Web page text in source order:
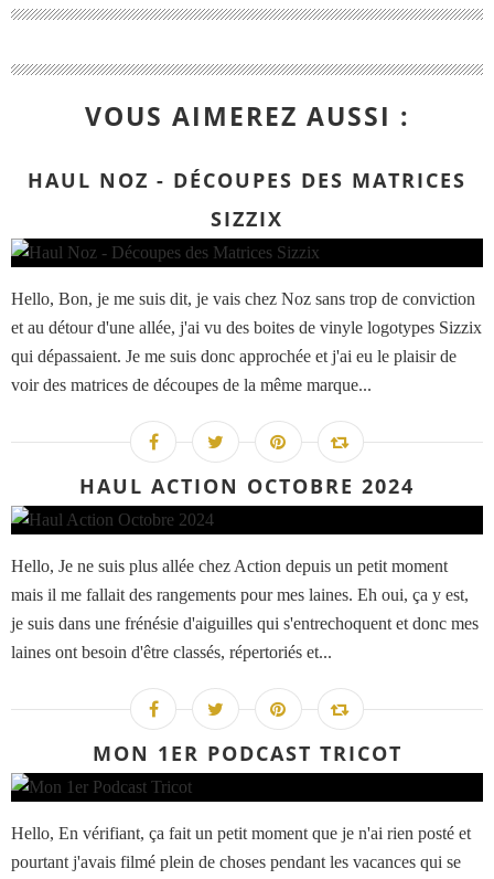
VOUS AIMEREZ AUSSI :
HAUL NOZ - DÉCOUPES DES MATRICES
SIZZIX
Hello, Bon, je me suis dit, je vais chez Noz sans trop de conviction
et au détour d'une allée, j'ai vu des boites de vinyle logotypes Sizzix
qui dépassaient. Je me suis donc approchée et j'ai eu le plaisir de
voir des matrices de découpes de la même marque...
HAUL ACTION OCTOBRE 2024
Hello, Je ne suis plus allée chez Action depuis un petit moment
mais il me fallait des rangements pour mes laines. Eh oui, ça y est,
je suis dans une frénésie d'aiguilles qui s'entrechoquent et donc mes
laines ont besoin d'être classés, répertoriés et...
MON 1ER PODCAST TRICOT
Hello, En vérifiant, ça fait un petit moment que je n'ai rien posté et
pourtant j'avais filmé plein de choses pendant les vacances qui se